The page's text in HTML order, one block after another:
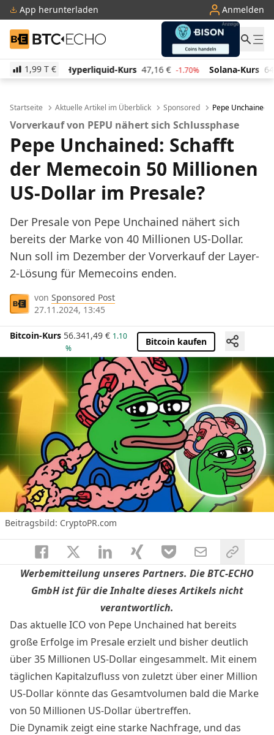
App herunterladen Anmelden
BTC-ECHO
1,99 T €
Kurs 47,16 € -1.70% Solana-Kurs 64,79 € 2.60% TRON-
Startseite Aktuelle Artikel im Überblick Sponsored Pepe Unchained:
Vorverkauf von PEPU nähert sich Schlussphase
Pepe Unchained: Schafft
der Memecoin 50 Millionen
US-Dollar im Presale?
Der Presale von Pepe Unchained nähert sich
bereits der Marke von 40 Millionen US-Dollar.
Nun soll im Dezember der Vorverkauf der Layer-
2-Lösung für Memecoins enden.
von Sponsored Post
27.11.2024, 13:45
Bitcoin-Kurs 56.341,49 € 1.10
%
Bitcoin kaufen
Beitragsbild: CryptoPR.com
Werbemitteilung unseres Partners. Die BTC-ECHO
GmbH ist für die Inhalte dieses Artikels nicht
verantwortlich.
Das aktuelle ICO von Pepe Unchained hat bereits
große Erfolge im Presale erzielt und bisher deutlich
über 35 Millionen US-Dollar eingesammelt. Mit einem
täglichen Kapitalzufluss von zuletzt über einer Million
US-Dollar könnte das Gesamtvolumen bald die Marke
von 50 Millionen US-Dollar übertreffen.
Die Dynamik zeigt eine starke Nachfrage, und das